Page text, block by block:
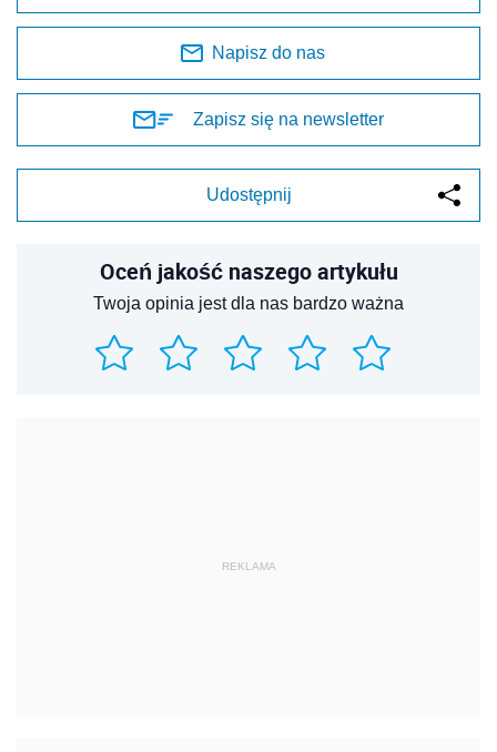
Napisz do nas
Zapisz się na newsletter
Udostępnij
Oceń jakość naszego artykułu
Twoja opinia jest dla nas bardzo ważna
REKLAMA